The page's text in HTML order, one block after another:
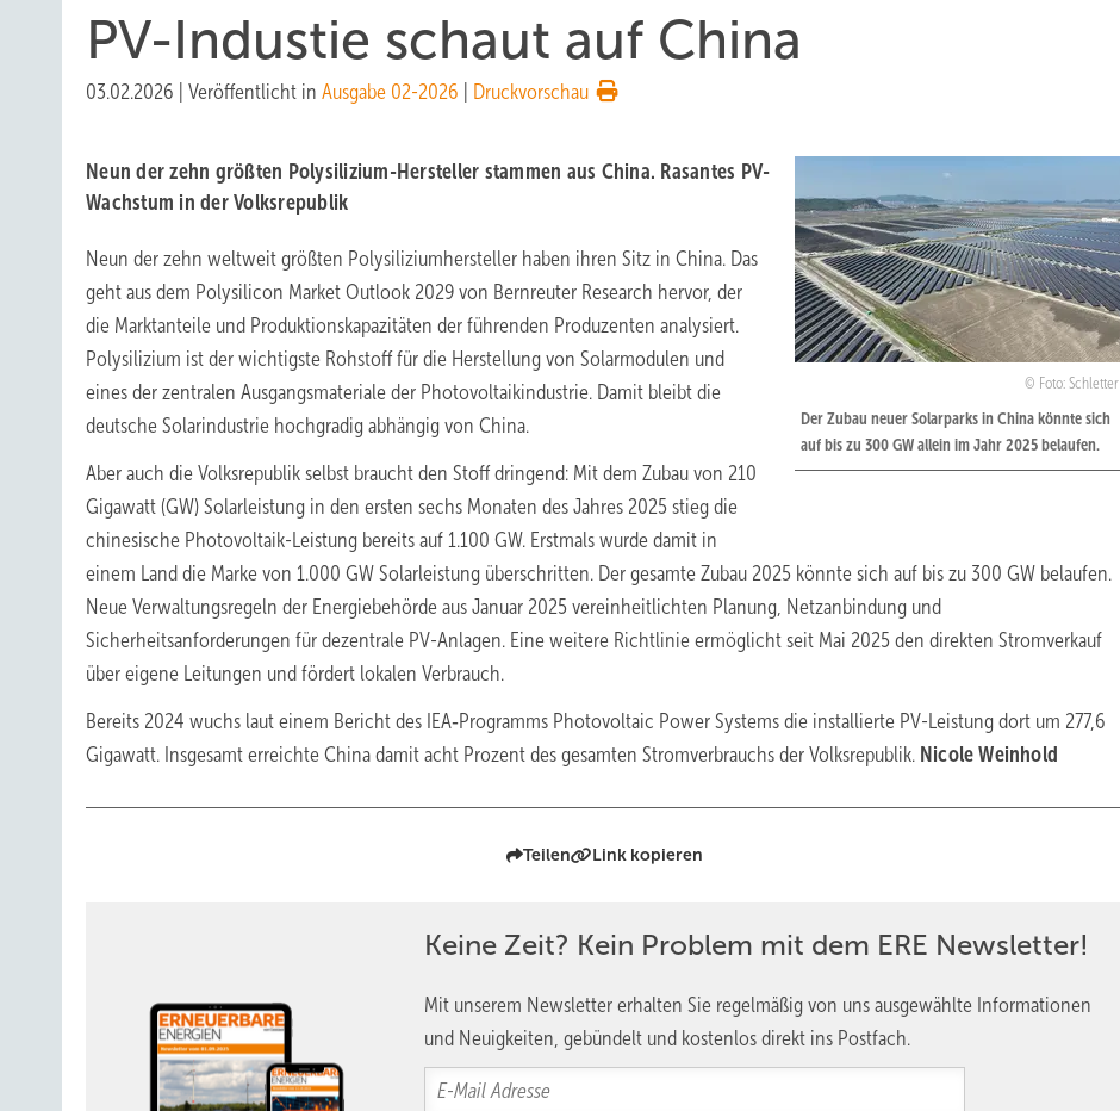
PV-Industie schaut auf China
03.02.2026 Veröffentlicht in Ausgabe 02-2026 Druckvorschau
Foto: Schletter
Der Zubau neuer Solarparks in China könnte sich
auf bis zu 300 GW allein im Jahr 2025 belaufen.
Neun der zehn größten Polysilizium-Hersteller stammen aus China. Rasantes PV-
Wachstum in der Volksrepublik
Neun der zehn weltweit größten Polysiliziumhersteller haben ihren Sitz in China. Das
geht aus dem Polysilicon Market Outlook 2029 von Bernreuter Research hervor, der
die Marktanteile und Produktionskapazitäten der führenden Produzenten analysiert.
Polysilizium ist der wichtigste Rohstoff für die Herstellung von Solarmodulen und
eines der zentralen Ausgangsmateriale der Photovoltaikindustrie. Damit bleibt die
deutsche Solarindustrie hochgradig abhängig von China.
Aber auch die Volksrepublik selbst braucht den Stoff dringend: Mit dem Zubau von 210
Gigawatt (GW) Solarleistung in den ersten sechs Monaten des Jahres 2025 stieg die
chinesische Photovoltaik-Leistung bereits auf 1.100 GW. Erstmals wurde damit in
einem Land die Marke von 1.000 GW Solarleistung überschritten. Der gesamte Zubau 2025 könnte sich auf bis zu 300 GW belaufen.
Neue Verwaltungsregeln der Energiebehörde aus Januar 2025 vereinheitlichten Planung, Netzanbindung und
Sicherheitsanforderungen für dezentrale PV-Anlagen. Eine weitere Richtlinie ermöglicht seit Mai 2025 den direkten Stromverkauf
über eigene Leitungen und fördert lokalen Verbrauch.
Bereits 2024 wuchs laut einem Bericht des IEA‑Programms Photovoltaic Power Systems die installierte PV-Leistung dort um 277,6
Gigawatt. Insgesamt erreichte China damit acht Prozent des gesamten Stromverbrauchs der Volksrepublik. Nicole Weinhold
Teilen Link kopieren
Keine Zeit? Kein Problem mit dem ERE Newsletter!
Mit unserem Newsletter erhalten Sie regelmäßig von uns ausgewählte Informationen
und Neuigkeiten, gebündelt und kostenlos direkt ins Postfach.